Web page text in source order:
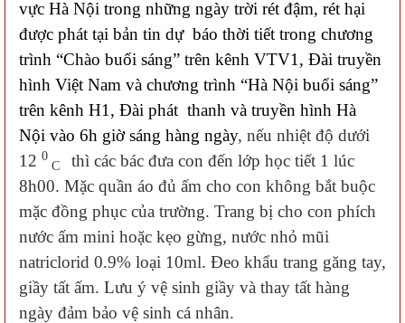
vực Hà Nội trong những ngày trời rét đậm, rét hại
được phát tại bản tin dự báo thời tiết trong chương
trình “Chào buổi sáng” trên kênh VTV1, Đài truyền
hình Việt Nam và chương trình “Hà Nội buổi sáng”
trên kênh H1, Đài phát thanh và truyền hình Hà
Nội vào 6h giờ sáng hàng ngày, nếu nhiệt độ dưới
12 0
C
thì các bác đưa con đến lớp học tiết 1 lúc
8h00. Mặc quần áo đủ ấm cho con không bắt buộc
mặc đồng phục của trường. Trang bị cho con phích
nước ấm mini hoặc kẹo gừng, nước nhỏ mũi
natriclorid 0.9% loại 10ml. Đeo khẩu trang găng tay,
giầy tất ấm. Lưu ý vệ sinh giầy và thay tất hàng
ngày đảm bảo vệ sinh cá nhân.